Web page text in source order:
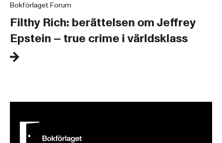
Bokförlaget Forum
Filthy Rich: berättelsen om Jeffrey
Epstein – true crime i världsklass